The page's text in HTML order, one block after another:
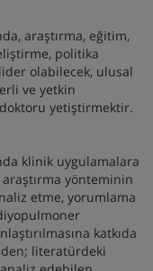
araştırma, eğitim,
politika
olabilecek, ulusal
ve yetkin
yetiştirmektir.
klinik uygulamalara
yönteminin
etme, yorumlama
katkıda
literatürdeki